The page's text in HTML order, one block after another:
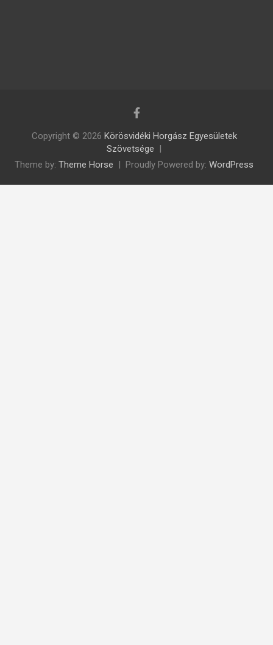
Copyright © 2026 Körösvidéki Horgász Egyesületek
Szövetsége
Theme by: Theme Horse Proudly Powered by: WordPress